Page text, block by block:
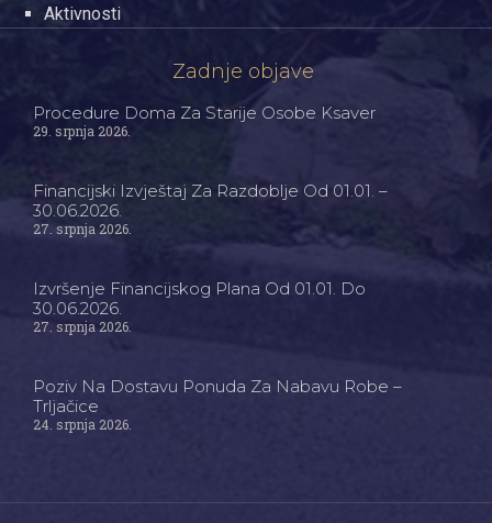
Aktivnosti
Zadnje objave
Procedure Doma Za Starije Osobe Ksaver
29. srpnja 2026.
Financijski Izvještaj Za Razdoblje Od 01.01. –
30.06.2026.
27. srpnja 2026.
Izvršenje Financijskog Plana Od 01.01. Do
30.06.2026.
27. srpnja 2026.
Poziv Na Dostavu Ponuda Za Nabavu Robe –
Trljačice
24. srpnja 2026.